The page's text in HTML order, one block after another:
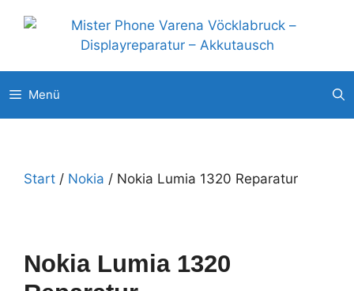
Inhalt
Menü
Start / Nokia / Nokia Lumia 1320 Reparatur
Nokia Lumia 1320
Unsere weitere Filialen: ◉ Pluscity Pasching ◉Interspar Steyr
◉Europark Salzburg